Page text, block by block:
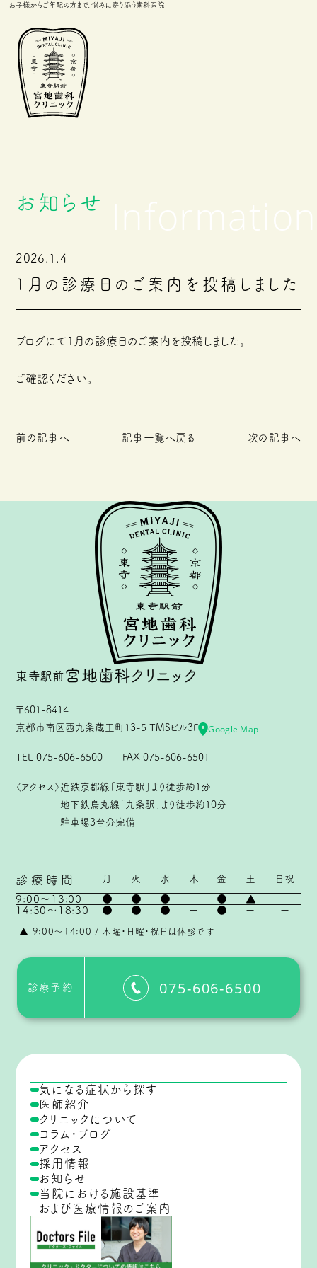
お子様からご年配の方まで、悩みに寄り添う歯科医院
お知らせ
2026.1.4
1月の診療日のご案内を投稿しました
ブログにて1月の診療日のご案内を投稿しました。
ご確認ください。
前の記事へ 記事一覧へ戻る 次の記事へ
東寺駅前宮地歯科クリニック
〒601-8414
京都市南区西九条蔵王町13-5 TMSビル3F
Google Map
TEL 075-606-6500 FAX 075-606-6501
〈アクセス〉 近鉄京都線「東寺駅」より徒歩約1分
地下鉄烏丸線「九条駅」より徒歩約10分
駐車場3台分完備
診療 時間 月 火 水 木 金 土 日祝
9:00〜13:00 ● ● ● ー ● ▲
ー
14:30〜18:30
● ● ● ー ● ー ー
▲ 9:00〜14:00 / 木曜・日曜・祝日は休診です
診療予約 075-606-6500
医師紹介
アクセス
クリニックについて
採用情報
コラム・ブログ
お知らせ
当院における施設基準
および医療情報のご案内
気になる症状から探す